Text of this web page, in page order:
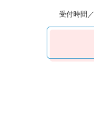
受付時間／